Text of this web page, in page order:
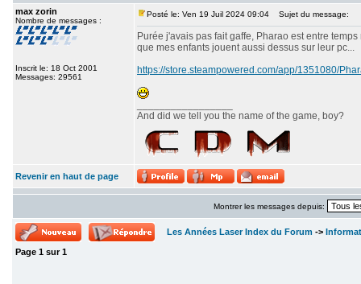
max zorin
Nombre de messages :
Inscrit le: 18 Oct 2001
Messages: 29561
Posté le: Ven 19 Juil 2024 09:04 Sujet du message:
Purée j'avais pas fait gaffe, Pharao est entre
que mes enfants jouent aussi dessus sur leur pc...
https://store.steampowered.com/app/1351080/
And did we tell you the name of the game, boy?
Revenir en haut de page
Montrer les messages depuis:
Les Années Laser Index du Forum ->
Page 1 sur1